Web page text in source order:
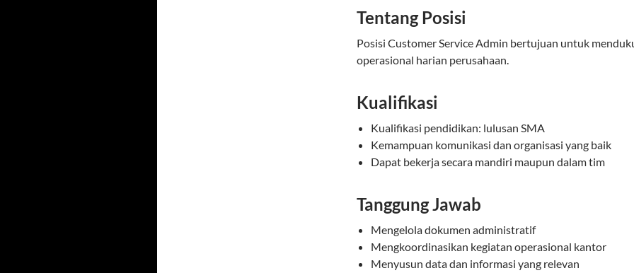
Tentang Posisi
Posisi Customer Service Admin bertujuan untuk
operasional harian perusahaan.
Kualifikasi
Kualifikasi pendidikan: lulusan SMA
Kemampuan komunikasi dan organisasi yang baik
Dapat bekerja secara mandiri maupun dalam tim
Tanggung Jawab
Mengelola dokumen administratif
Mengkoordinasikan kegiatan operasional kantor
Menyusun data dan informasi yang relevan